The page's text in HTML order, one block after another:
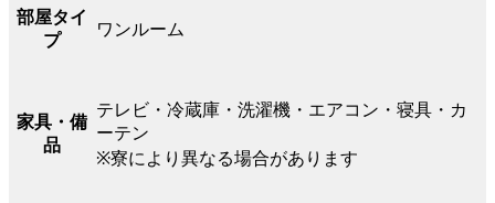
部屋タイ
プ
ワンルーム
家具・備
品
テレビ・冷蔵庫・洗濯機・エアコン・寝具・カ
ーテン
※寮により異なる場合があります